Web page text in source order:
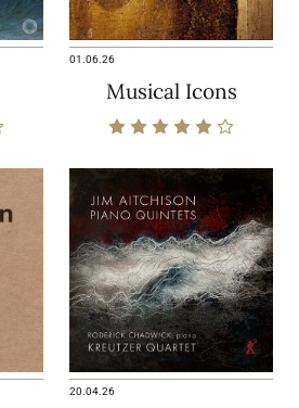
01.06.26
Musical Icons
20.04.26